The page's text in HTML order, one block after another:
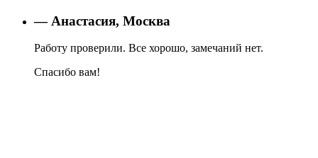
— Анастасия, Москва
Работу проверили. Все хорошо, замечаний нет.
Спасибо вам!